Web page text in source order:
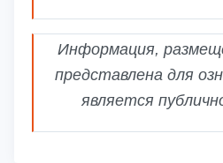
Информация,
представлена для
является